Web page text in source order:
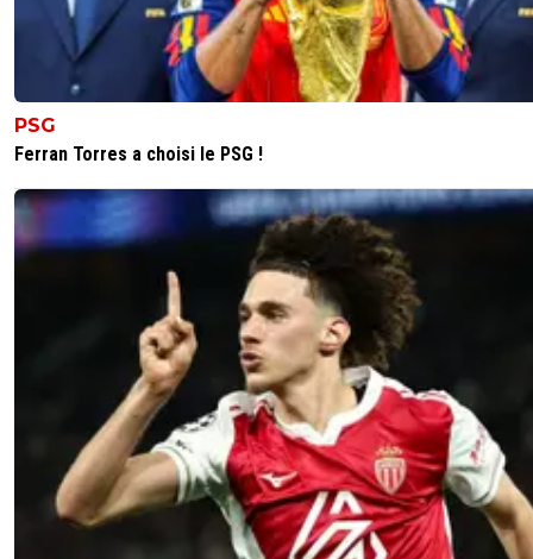
PSG
Ferran Torres a choisi le PSG !